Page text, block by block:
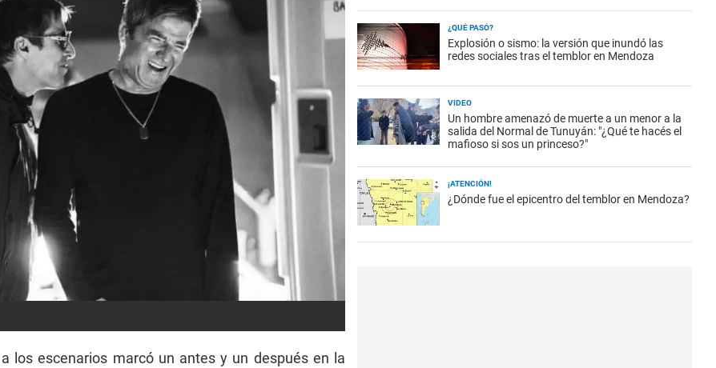
los escenarios marcó un antes y un después en la
¿QUÉ PASÓ?
Explosión o sismo: la versión que inundó las
redes sociales tras el temblor en Mendoza
VIDEO
Un hombre amenazó de muerte a un menor a la
salida del Normal de Tunuyán: "¿Qué te hacés el
mafioso si sos un princeso?"
¡ATENCIÓN!
¿Dónde fue el epicentro del temblor en Mendoza?